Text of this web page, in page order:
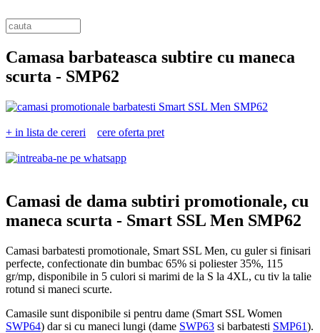
Camasa barbateasca subtire cu maneca
scurta - SMP62
+ in lista de cereri cere oferta pret
Camasi de dama subtiri promotionale, cu
maneca scurta - Smart SSL Men SMP62
Camasi barbatesti promotionale, Smart SSL Men, cu guler si finisari
perfecte, confectionate din bumbac 65% si poliester 35%, 115
gr/mp, disponibile in 5 culori si marimi de la S la 4XL, cu tiv la talie
rotund si maneci scurte.
Camasile sunt disponibile si pentru dame (Smart SSL Women
SWP64) dar si cu maneci lungi (dame SWP63 si barbatesti SMP61).